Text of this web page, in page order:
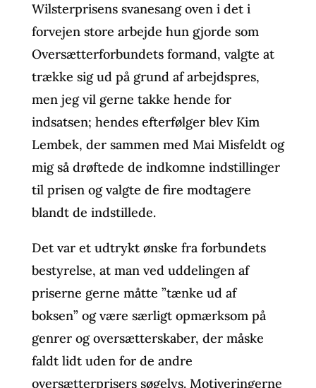
Wilsterprisens svanesang oven i det i
forvejen store arbejde hun gjorde som
Oversætterforbundets formand, valgte at
trække sig ud på grund af arbejdspres,
men jeg vil gerne takke hende for
indsatsen; hendes efterfølger blev Kim
Lembek, der sammen med Mai Misfeldt og
mig så drøftede de indkomne indstillinger
til prisen og valgte de fire modtagere
blandt de indstillede.
Det var et udtrykt ønske fra forbundets
bestyrelse, at man ved uddelingen af
priserne gerne måtte ”tænke ud af
boksen” og være særligt opmærksom på
genrer og oversætterskaber, der måske
faldt lidt uden for de andre
oversætterprisers søgelys. Motiveringerne